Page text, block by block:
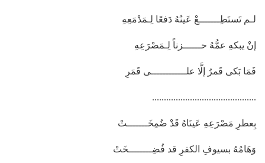
لـم تَستَطِـــــــعْ عَينُهُ دَفعًا لِـمَدْمَعِهِ
إنْ يبكهِ عمُّهُ حــــــزناً لِـمَصْرَعِهِ
فَمَا بَكى قَمرٌ إلَّا علــــــــــــى قَمَرِ
............................................
بِعطرِ مَصْرَعِهِ عَينَاهُ قَدْ ضُمِخَـــــــتْ
وَهَامُهُ بسيوفِ الكفرِ قد فُضِــــــــخَتْ